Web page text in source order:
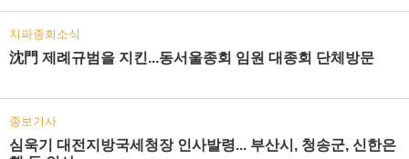
지파종회소식
沈門 제례규범을 지킨...동서울종회 임원 대종회 단체방문
종보기사
심욱기 대전지방국세청장 인사발령... 부산시, 청송군, 신한은